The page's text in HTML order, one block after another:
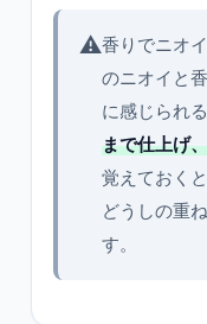
⚠️香りでニオ
のニオイと
に感じられ
まで仕上げ
覚えておく
どうしの重
す。